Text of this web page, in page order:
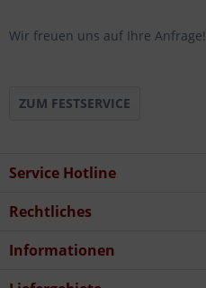
Wir freuen uns auf Ihre Anfrage!
ZUM FESTSERVICE
Service Hotline
Rechtliches
Informationen